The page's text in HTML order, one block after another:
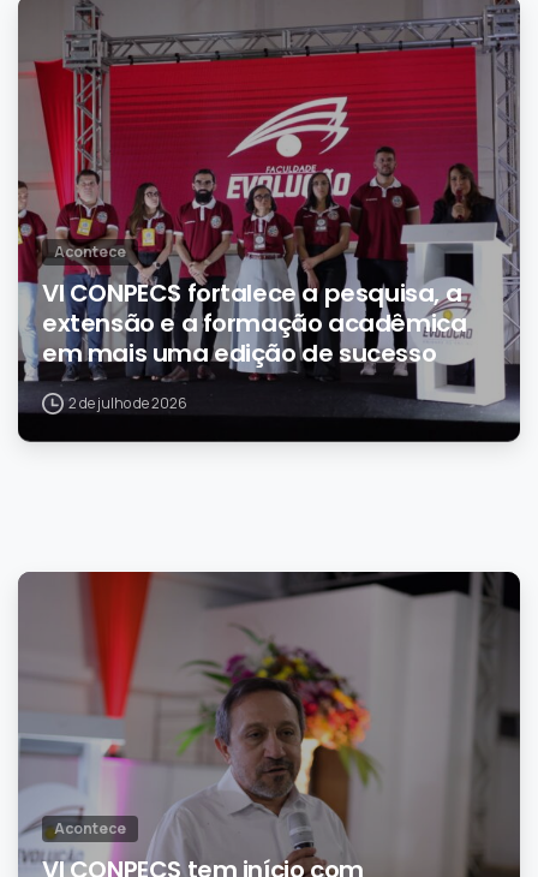
0
Acontece
VI CONPECS fortalece a pesquisa, a
extensão e a formação acadêmica
em mais uma edição de sucesso
2 de julho de 2026
Acontece
VI CONPECS tem início com